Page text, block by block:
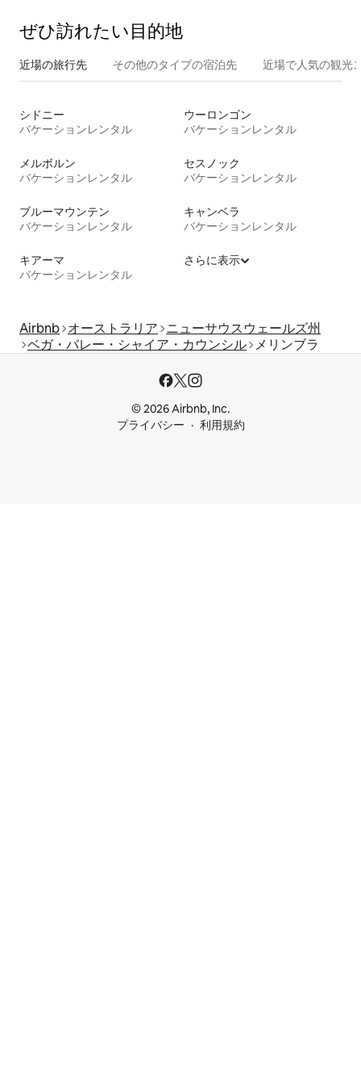
ぜひ訪⁠れ⁠た⁠い目⁠的⁠地
近場の旅行先 その他のタ⁠イ⁠プ⁠の宿⁠泊⁠先 近場で人気の観光
シドニー
バケーションレンタル
ウーロンゴン
バケーションレンタル
メルボルン
バケーションレンタル
セスノック
バケーションレンタル
ブルーマウンテン
バケーションレンタル
キャンベラ
バケーションレンタル
キアーマ
バケーションレンタル
さらに表示
Airbnb オーストラリア ニューサウスウェールズ州
ベガ・バレー・シャイア・カウンシル メリンブラ
© 2026 Airbnb, Inc.
プライバシー
利用規約